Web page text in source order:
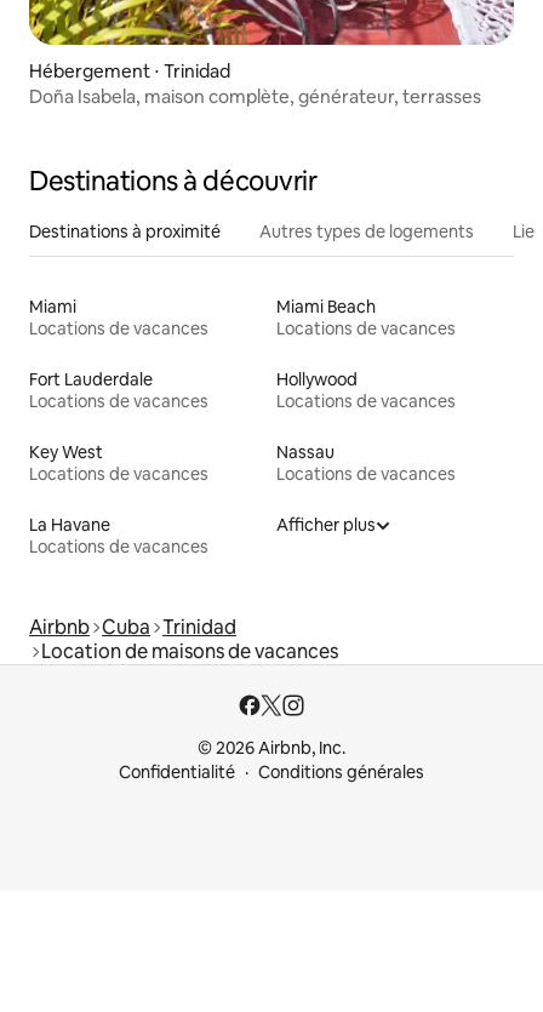
Hébergement ⋅ Trinidad
Doña Isabela, maison complète, générateur, terrasses
Destinations à découvrir
Destinations à proximité Autres types de logements
Miami
Locations de vacances
Miami Beach
Locations de vacances
Fort Lauderdale
Locations de vacances
Hollywood
Locations de vacances
Key West
Locations de vacances
Nassau
Locations de vacances
La Havane
Locations de vacances
Afficher plus
Airbnb Cuba Trinidad
Location de maisons de vacances
© 2026 Airbnb, Inc.
Confidentialité
Conditions générales